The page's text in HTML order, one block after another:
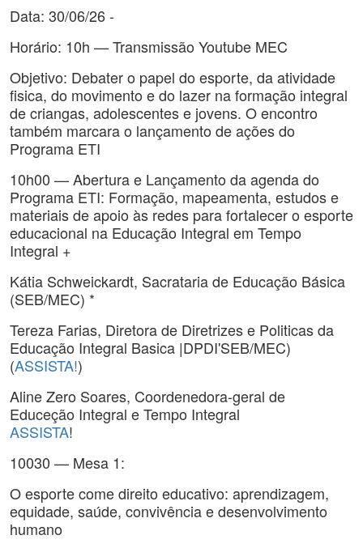
Data: 30/06/26 -
Horário: 10h — Transmissão Youtube MEC
Objetivo: Debater o papel do esporte, da atividade
fisica, do movimento e do lazer na formação integral
de criangas, adolescentes e jovens. O encontro
também marcara o lançamento de ações do
Programa ETI
10h00 — Abertura e Lançamento da agenda do
Programa ETI: Formação, mapeamenta, estudos e
materiais de apoio às redes para fortalecer o esporte
educacional na Educação Integral em Tempo
Integral +
Kátia Schweickardt, Sacrataria de Educação Básica
(SEB/MEC) *
Tereza Farias, Diretora de Diretrizes e Politicas da
Educação Integral Basica |DPDI'SEB/MEC)
(ASSISTA!)
Aline Zero Soares, Coordenedora-geral de
Educeção Integral e Tempo Integral
ASSISTA!
10030 — Mesa 1:
O esporte come direito educativo: aprendizagem,
equidade, saúde, convivência e desenvolvimento
humano